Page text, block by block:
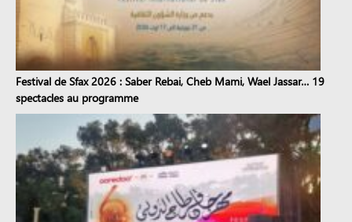
Festival de Sfax 2026 : Saber Rebai, Cheb Mami, Wael Jassar… 19
spectacles au programme